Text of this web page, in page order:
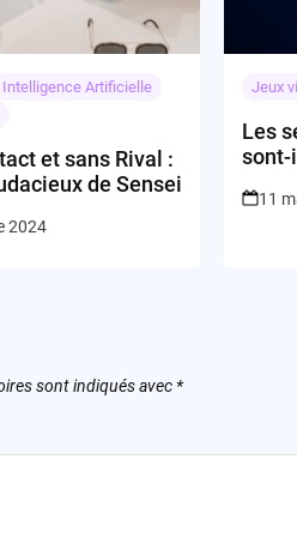
Intelligence Artificielle
et sans Rival :
de Sensei
2024
Jeux
Les
sont-
11
sont indiqués avec *